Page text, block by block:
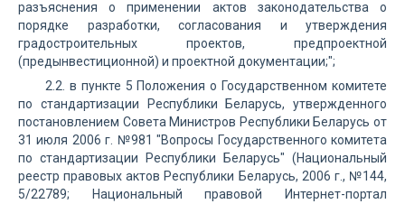
разъяснения о применении актов законодательства о
порядке разработки, согласования и утверждения
градостроительных проектов, предпроектной
(предынвестиционной) и проектной документации;";
2.2. в пункте 5 Положения о Государственном комитете
по стандартизации Республики Беларусь, утвержденного
постановлением Совета Министров Республики Беларусь от
31 июля 2006 г. №981 "Вопросы Государственного комитета
по стандартизации Республики Беларусь" (Национальный
реестр правовых актов Республики Беларусь, 2006 г., №144,
5/22789; Национальный правовой Интернет-портал